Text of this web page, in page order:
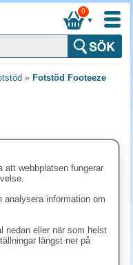
▼
0
» Fotstöd Footeeze
att webbplatsen fungerar
information om
nedan eller när som helst
längst ner på